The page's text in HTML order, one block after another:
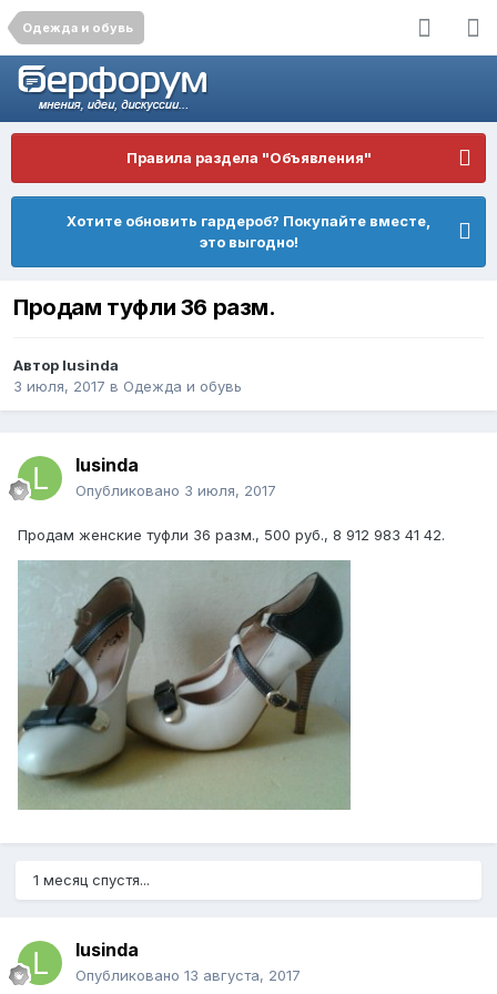
Одежда и обувь
Правила раздела "Объявления"
Хотите обновить гардероб? Покупайте вместе,
это выгодно!
Продам туфли 36 разм.
Автор lusinda
3 июля, 2017 в Одежда и обувь
lusinda
Опубликовано 3 июля, 2017
Продам женские туфли 36 разм., 500 руб., 8 912 983 41 42.
1 месяц спустя...
lusinda
Опубликовано 13 августа, 2017